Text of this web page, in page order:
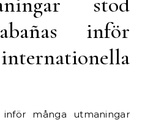
inför
inför många utmaningar